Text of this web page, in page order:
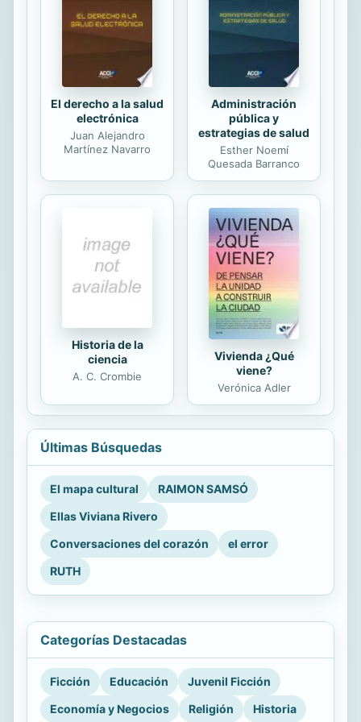
practicas.
El derecho a la salud
electrónica
Juan Alejandro
Martínez Navarro
Administración
pública y
estrategias de salud
Esther Noemí
Quesada Barranco
Historia de la
ciencia
A. C. Crombie
Vivienda ¿Qué
viene?
Verónica Adler
Últimas Búsquedas
El mapa cultural
RAIMON SAMSÓ
Ellas Viviana Rivero
Conversaciones del corazón
el error
RUTH
Categorías Destacadas
Ficción Educación
Juvenil Ficción
Economía y Negocios
Religión Historia